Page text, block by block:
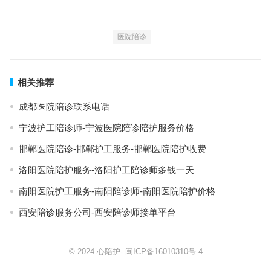
医院陪诊
相关推荐
成都医院陪诊联系电话
宁波护工陪诊师-宁波医院陪诊陪护服务价格
邯郸医院陪诊-邯郸护工服务-邯郸医院陪护收费
洛阳医院陪护服务-洛阳护工陪诊师多钱一天
南阳医院护工服务-南阳陪诊师-南阳医院陪护价格
西安陪诊服务公司-西安陪诊师接单平台
© 2024 心陪护- 闽ICP备16010310号-4